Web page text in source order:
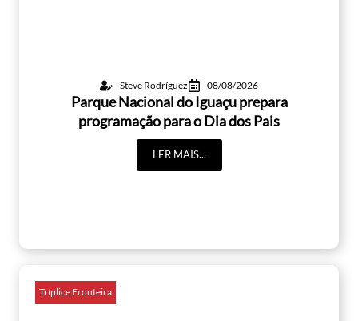
Steve Rodríguez 08/08/2026
Parque Nacional do Iguaçu prepara
programação para o Dia dos Pais
LER MAIS...
Tríplice Fronteira